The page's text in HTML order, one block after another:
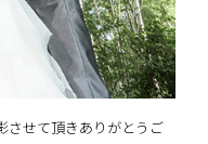
させて頂きありがとうご